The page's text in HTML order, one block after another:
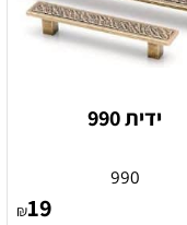
ידית 990
990
₪19